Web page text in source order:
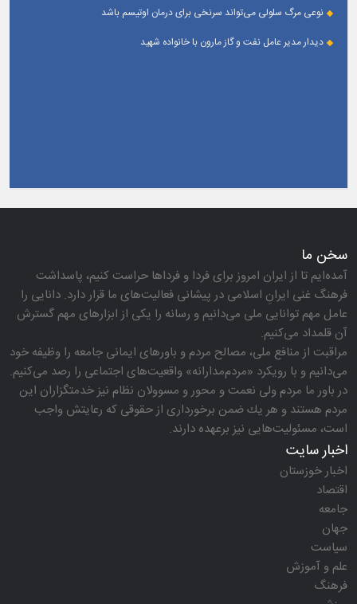
نوعی مرگ سلولی می‌تواند سرنخی برای درمان اوتیسم باشد
دیدار مدیر عامل نفت و گاز مارون با خانواده شهید
سخن ما
آمده‌ایم تا از ایران امروز برای فردا و فرداها حراست كنیم، پاسداشت
فرهنگ غنی ایرانِ اسلامی در پیشانی فعالیت‌های ما قرار دارد. دانایی را
عامل مهم توانایی ملی می‌دانیم و رسانه را یكی از ابزارهای مهم گسترش
آن قلمداد می‌كنیم.
مراقبت از منافع ملی، مصالح مردم و باورهای ایمانی جامعه را وظیفه خود
می‌دانیم و با رویكرد «مردم‌مدارانه‌» واقعیت‌های اجتماعی را رصد می‌كنیم.
در باور ما مردم ولی نعمت و محور و مسوولان نظام نیز خدمتگزاران این
مردم هستند و هر یك ضمن برخورداری از حقوقی كه رعایتش واجب
است، مسئولیت‌هایی نیز برعهده دارند.
اخبار سایت
اخبار خوزستان
اقتصاد
جامعه
جهان
سیاست
علم و آموزش
فرهنگ